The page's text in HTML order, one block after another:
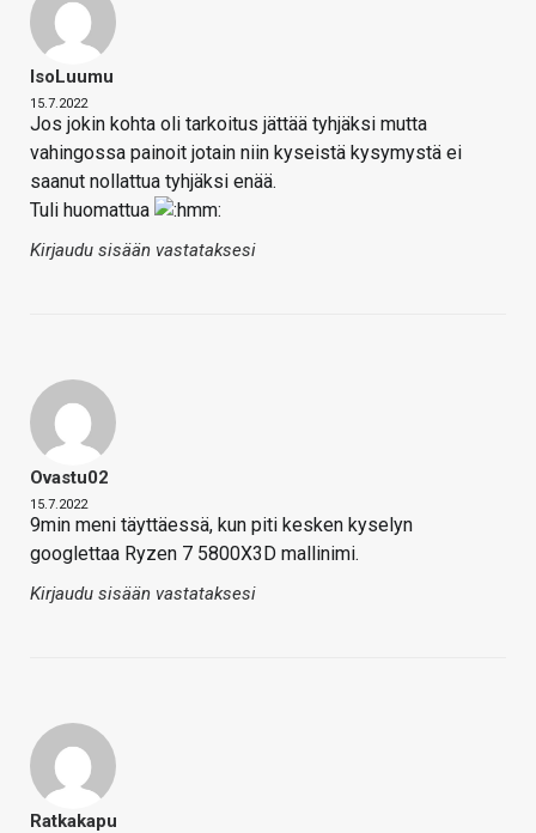
IsoLuumu
15.7.2022
Jos jokin kohta oli tarkoitus jättää tyhjäksi mutta
vahingossa painoit jotain niin kyseistä kysymystä ei
saanut nollattua tyhjäksi enää.
Tuli huomattua
Kirjaudu sisään vastataksesi
Ovastu02
15.7.2022
9min meni täyttäessä, kun piti kesken kyselyn
googlettaa Ryzen 7 5800X3D mallinimi.
Kirjaudu sisään vastataksesi
Ratkakapu